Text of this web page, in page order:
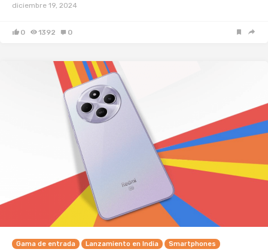
diciembre 19, 2024
0 1392 0
Gama de entrada Lanzamiento en India Smartphones